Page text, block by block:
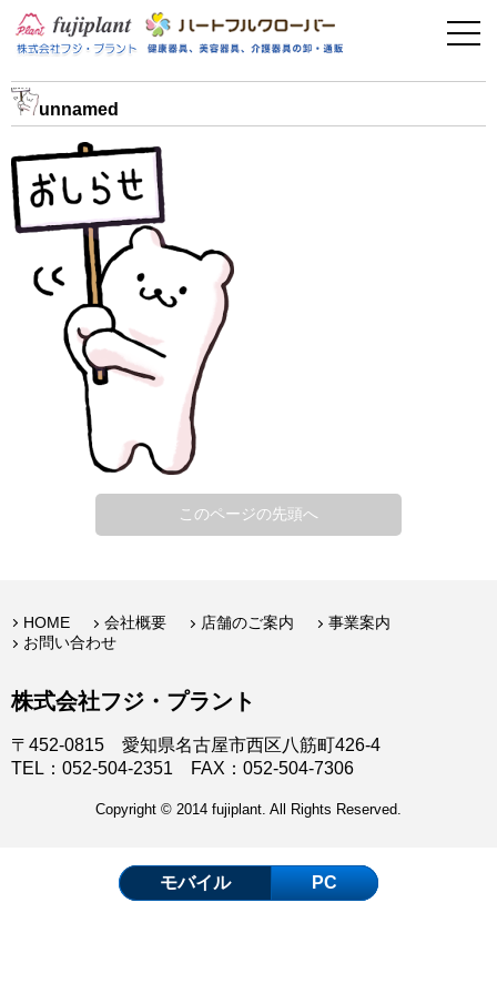
介護用品
お問い合わせ
unnamed
このページの先頭へ
HOME 会社概要 店舗のご案内
事業案内
お問い合わせ
株式会社フジ・プラント
〒452-0815 愛知県名古屋市西区八筋町426-4
TEL：052-504-2351 FAX：052-504-7306
Copyright © 2014 fujiplant. All Rights Reserved.
モバイル PC